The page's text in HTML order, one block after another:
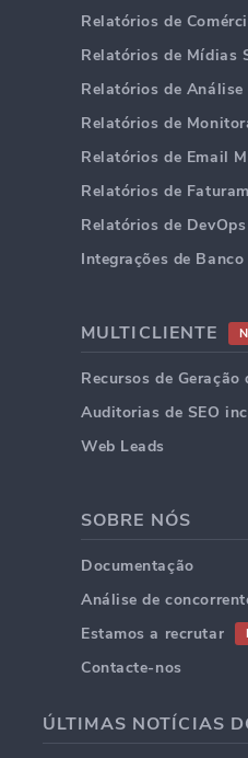
Relatórios de
Relatórios de Mídias
Relatórios de
Relatórios de
Relatórios de Email
Relatórios de
Relatórios de DevOps
Integrações de
MULTICLIENTE
Recursos de Geração
Auditorias de SEO
Web Leads
SOBRE NÓS
Documentação
Análise de
Estamos a recrutar
Contacte-nos